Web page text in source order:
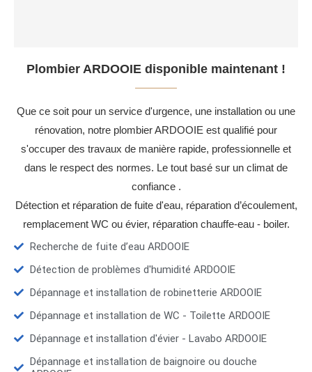
Plombier ARDOOIE disponible maintenant !
Que ce soit pour un service d'urgence, une installation ou une
rénovation, notre plombier ARDOOIE est qualifié pour
s'occuper des travaux de manière rapide, professionnelle et
dans le respect des normes. Le tout basé sur un climat de
confiance .
Détection et réparation de fuite d'eau, réparation d’écoulement,
remplacement WC ou évier, réparation chauffe-eau - boiler.
Recherche de fuite d’eau ARDOOIE
Détection de problèmes d'humidité ARDOOIE
Dépannage et installation de robinetterie ARDOOIE
Dépannage et installation de WC - Toilette ARDOOIE
Dépannage et installation d'évier - Lavabo ARDOOIE
Dépannage et installation de baignoire ou douche